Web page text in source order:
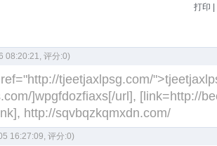
打印
08:20:21, 评分:0)
tjeetjaxlpsg.com/
]wpgfdozfiaxs[/url], [link=http://
http://sqvbqzkqmxdn.com/
16:27:09, 评分:0)